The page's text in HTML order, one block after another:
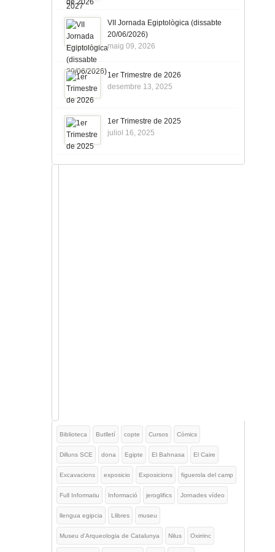
VII Jornada Egiptològica (dissabte
20/06/2026)
maig 09, 2026
1er Trimestre de 2026
desembre 13, 2025
1er Trimestre de 2025
juliol 16, 2025
Biblioteca Butlletí copte Cursos Còmics
Dilluns SCE dona Egipte El Bahnasa El Caire
Excavacions exposicio Exposicions figuerola del camp
Full Informatiu Informació jeroglifics Jornades vídeo
llengua egipcia Llibres museu
Museu d'Arqueologia de Catalunya Nilus Oxirrinc